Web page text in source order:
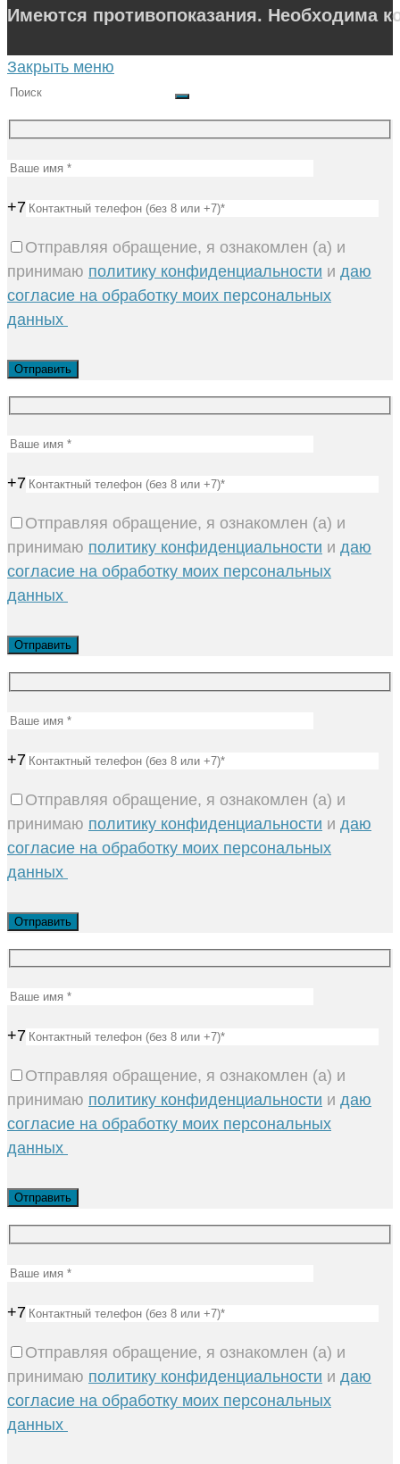
Имеются противопоказания. Необходима
Закрыть меню
+7
Отправляя обращение, я ознакомлен (а) и
принимаю политику конфиденциальности и даю
согласие на обработку моих персональных
данных
+7
Отправляя обращение, я ознакомлен (а) и
принимаю политику конфиденциальности и даю
согласие на обработку моих персональных
данных
+7
Отправляя обращение, я ознакомлен (а) и
принимаю политику конфиденциальности и даю
согласие на обработку моих персональных
данных
+7
Отправляя обращение, я ознакомлен (а) и
принимаю политику конфиденциальности и даю
согласие на обработку моих персональных
данных
+7
Отправляя обращение, я ознакомлен (а) и
принимаю политику конфиденциальности и даю
согласие на обработку моих персональных
данных